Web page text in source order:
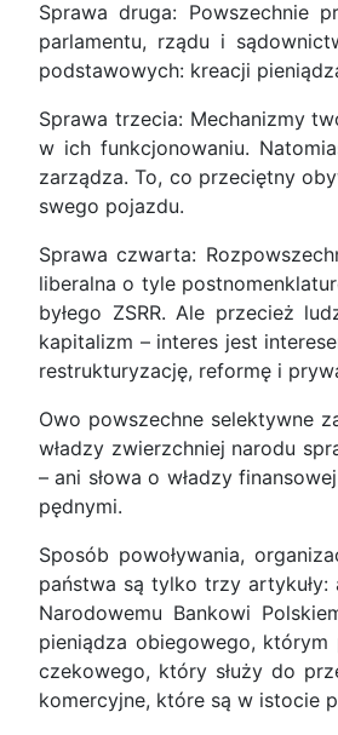
Sprawa druga: Powszechnie
parlamentu, rządu i
podstawowych: kreacji
Sprawa trzecia: Mechanizmy
w ich funkcjonowaniu.
zarządza. To, co przeciętny
swego pojazdu.
Sprawa czwarta:
liberalna o tyle
byłego ZSRR. Ale przecież
kapitalizm – interes jest
restrukturyzację, reformę i
Owo powszechne selektywne
władzy zwierzchniej narodu
– ani słowa o władzy
pędnymi.
Sposób powoływania,
państwa są tylko trzy artykuły:
Narodowemu Bankowi
pieniądza obiegowego,
czekowego, który służy do
komercyjne, które są w istocie